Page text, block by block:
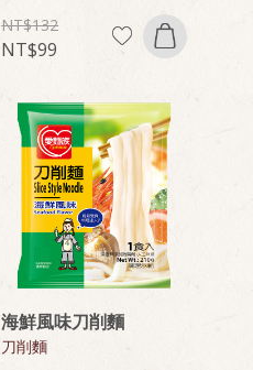
132
99
海鮮風味刀削麵
刀削麵